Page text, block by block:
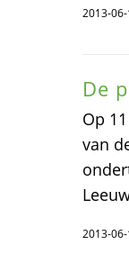
2013-
De
Op
van
2013-